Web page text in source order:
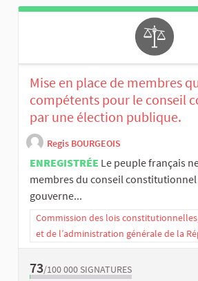
Mise en place de membres
compétents pour le conseil
par une élection publique.
Regis BOURGEOIS
ENREGISTRÉE Le peuple français
membres du conseil
gouverne...
Commission des lois
et de l’administration générale de la
73/100 000 SIGNATURES